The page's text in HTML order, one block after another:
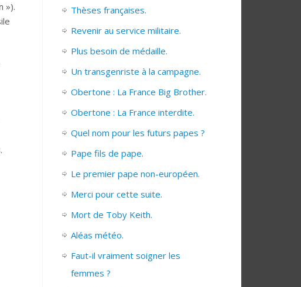
»).
Thèses françaises.
Revenir au service militaire.
Plus besoin de médaille.
Un transgenriste à la campagne.
Obertone : La France Big Brother.
Obertone : La France interdite.
Quel nom pour les futurs papes ?
Pape fils de pape.
Le premier pape non-européen.
Merci pour cette suite.
Mort de Toby Keith.
Aléas météo.
Faut-il vraiment soigner les
femmes ?